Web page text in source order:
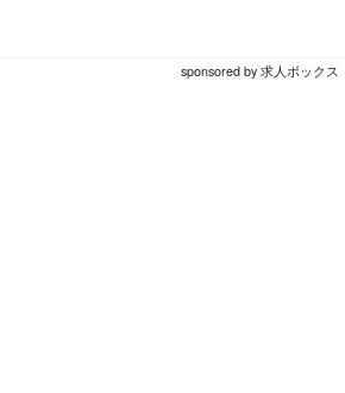
sponsored by 求人ボックス